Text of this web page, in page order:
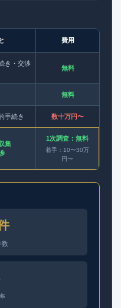
費用
き・交渉
無料
無料
手続き 数十万円〜
集
1次調査：無料
着手：10〜30万
円〜
数